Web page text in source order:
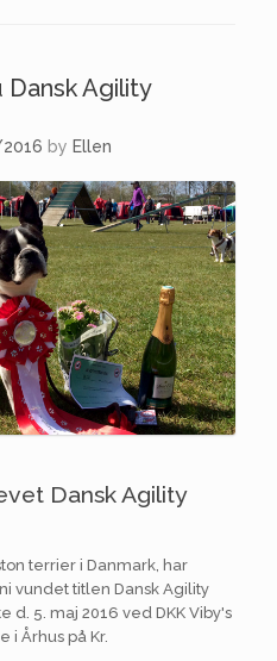
Dansk Agility
by Ellen
Dansk Agility
terrier i Danmark, har
vundet titlen Dansk Agility
d. 5. maj 2016 ved DKK Viby's
i Århus på Kr.